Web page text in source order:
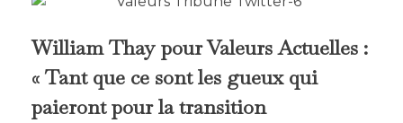
William Thay pour Valeurs Actuelles :
« Tant que ce sont les gueux qui
paieront pour la transition